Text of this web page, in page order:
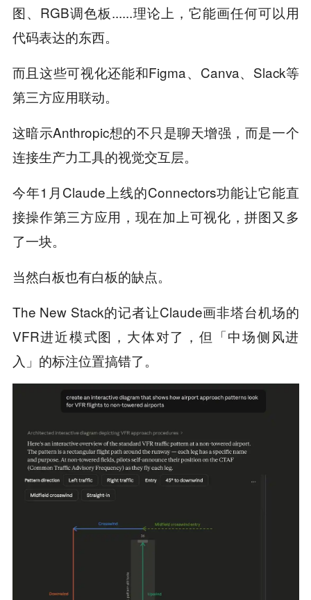
图、RGB调色板......理论上，它能画任何可以用
代码表达的东西。
而且这些可视化还能和Figma、Canva、Slack等
第三方应用联动。
这暗示Anthropic想的不只是聊天增强，而是一个
连接生产力工具的视觉交互层。
今年1月Claude上线的Connectors功能让它能直
接操作第三方应用，现在加上可视化，拼图又多
了一块。
当然白板也有白板的缺点。
The New Stack的记者让Claude画非塔台机场的
VFR进近模式图，大体对了，但「中场侧风进
入」的标注位置搞错了。